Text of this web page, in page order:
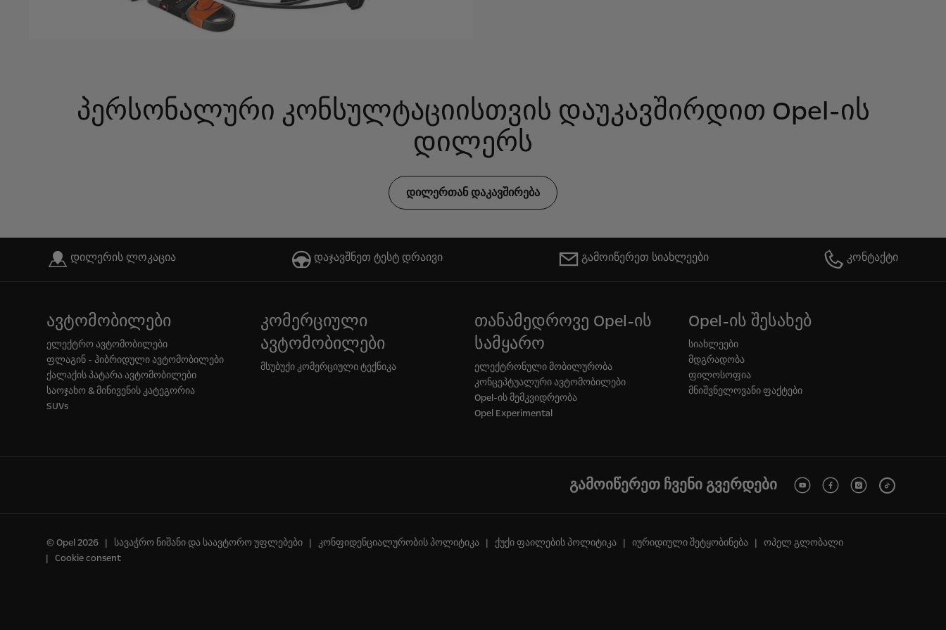
პერსონალური კონსულტაციისთვის დაუკავშირდით Opel-ის
დილერს
დილერთან დაკავშირება
დილერის ლოკაცია დაჯავშნეთ ტესტ დრაივი გამოიწერეთ სიახლეები კონტაქტი
ავტომობილები
ელექტრო ავტომობილები
ფლაგინ - ჰიბრიდული ავტომობილები
ქალაქის პატარა ავტომობილები
საოჯახო & მინივენის კატეგორია
SUVs
კომერციული
ავტომობილები
მსუბუქი კომერციული ტექნიკა
თანამედროვე Opel-ის
სამყარო
ელექტრონული მობილურობა
კონცეპტუალური ავტომობილები
Opel-ის მემკვიდრეობა
Opel Experimental
Opel-ის შესახებ
სიახლეები
მდგრადობა
ფილოსოფია
მნიშვნელოვანი ფაქტები
გამოიწერეთ ჩვენი გვერდები
© Opel 2026 სავაჭრო ნიშანი და საავტორო უფლებები კონფიდენციალურობის პოლიტიკა ქუქი ფაილების პოლიტიკა იურიდიული შეტყობინება
ოპელ გლობალი
Cookie consent